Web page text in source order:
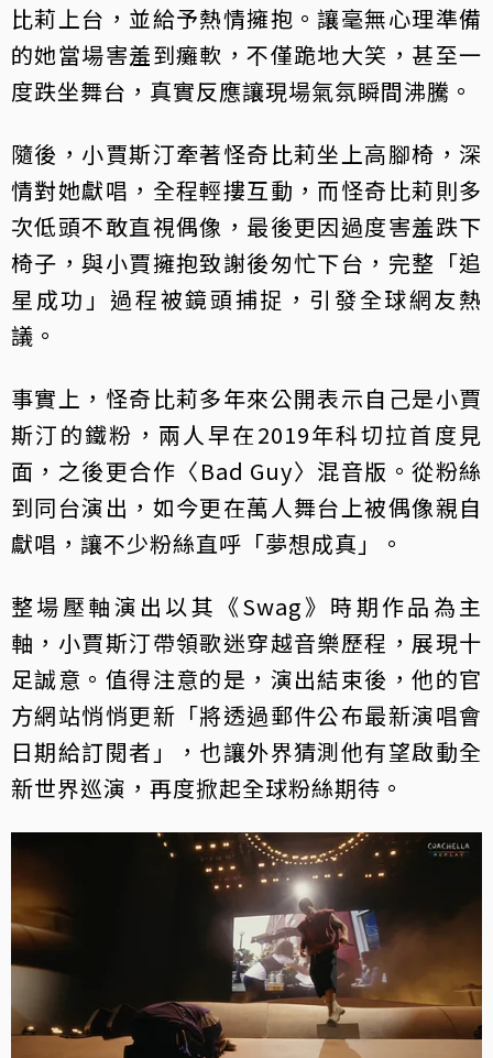
比莉上台，並給予熱情擁抱。讓毫無心理準備
的她當場害羞到癱軟，不僅跪地大笑，甚至一
度跌坐舞台，真實反應讓現場氣氛瞬間沸騰。
隨後，小賈斯汀牽著怪奇比莉坐上高腳椅，深
情對她獻唱，全程輕摟互動，而怪奇比莉則多
次低頭不敢直視偶像，最後更因過度害羞跌下
椅子，與小賈擁抱致謝後匆忙下台，完整「追
星成功」過程被鏡頭捕捉，引發全球網友熱
議。
事實上，怪奇比莉多年來公開表示自己是小賈
斯汀的鐵粉，兩人早在2019年科切拉首度見
面，之後更合作〈Bad Guy〉混音版。從粉絲
到同台演出，如今更在萬人舞台上被偶像親自
獻唱，讓不少粉絲直呼「夢想成真」。
整場壓軸演出以其《Swag》時期作品為主
軸，小賈斯汀帶領歌迷穿越音樂歷程，展現十
足誠意。值得注意的是，演出結束後，他的官
方網站悄悄更新「將透過郵件公布最新演唱會
日期給訂閱者」，也讓外界猜測他有望啟動全
新世界巡演，再度掀起全球粉絲期待。